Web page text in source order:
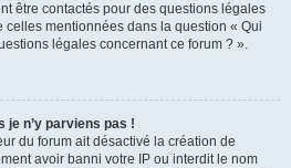
être contactés pour des questions légales
celles mentionnées dans la question « Qui
légales concernant ce forum ? ».
je n’y parviens pas !
du forum ait désactivé la création de
avoir banni votre IP ou interdit le nom